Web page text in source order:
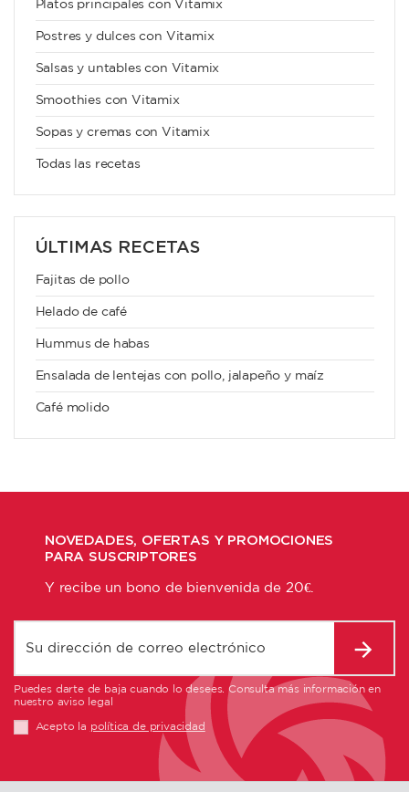
Platos principales con Vitamix
Postres y dulces con Vitamix
Salsas y untables con Vitamix
Smoothies con Vitamix
Sopas y cremas con Vitamix
Todas las recetas
ÚLTIMAS RECETAS
Fajitas de pollo
Helado de café
Hummus de habas
Ensalada de lentejas con pollo, jalapeño y maíz
Café molido
NOVEDADES, OFERTAS Y PROMOCIONES
PARA SUSCRIPTORES
Y recibe un bono de bienvenida de 20€.
Puedes darte de baja cuando lo desees. Consulta más información en
nuestro aviso legal
Acepto la política de privacidad